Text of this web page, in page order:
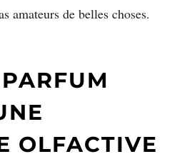
amateurs de belles choses.
OLFACTIVE